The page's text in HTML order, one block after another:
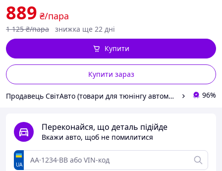
889 ₴/пара
1 125 ₴/пара знижка ще 22 дні
Купити зараз
Купити
Продавець СвітАвто (товари для тюнінгу автомобілів ВАЗ) 96%
Переконайся, що деталь підійде
Вкажи авто, щоб не помилитися
UA